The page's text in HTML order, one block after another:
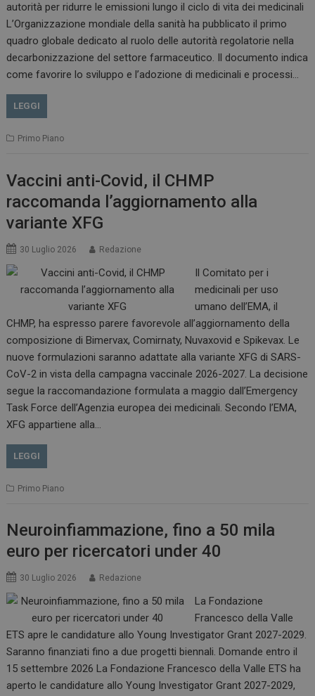
autorità per ridurre le emissioni lungo il ciclo di vita dei medicinali
L’Organizzazione mondiale della sanità ha pubblicato il primo
quadro globale dedicato al ruolo delle autorità regolatorie nella
decarbonizzazione del settore farmaceutico. Il documento indica
come favorire lo sviluppo e l’adozione di medicinali e processi…
LEGGI
Primo Piano
Vaccini anti-Covid, il CHMP
raccomanda l’aggiornamento alla
variante XFG
30 Luglio 2026 Redazione
Il Comitato per i
medicinali per uso
umano dell’EMA, il
CHMP, ha espresso parere favorevole all’aggiornamento della
composizione di Bimervax, Comirnaty, Nuvaxovid e Spikevax. Le
nuove formulazioni saranno adattate alla variante XFG di SARS-
CoV-2 in vista della campagna vaccinale 2026-2027. La decisione
segue la raccomandazione formulata a maggio dall’Emergency
Task Force dell’Agenzia europea dei medicinali. Secondo l’EMA,
XFG appartiene alla…
LEGGI
Primo Piano
Neuroinfiammazione, fino a 50 mila
euro per ricercatori under 40
30 Luglio 2026 Redazione
La Fondazione
Francesco della Valle
ETS apre le candidature allo Young Investigator Grant 2027-2029.
Saranno finanziati fino a due progetti biennali. Domande entro il
15 settembre 2026 La Fondazione Francesco della Valle ETS ha
aperto le candidature allo Young Investigator Grant 2027-2029,
www.dailyhealthindustry.it
tracking-sites-
www.dailyhealthindustry.it
2 giorni
ARRAffinity
Microsoft Corporation
.www.dailyhealthindustry.it
Sessione
_ga_Z2VT792F98
tracking-sites-
ironfish-tracking-
enable
www.dailyhealthindustry.it
4
settimane
2 giorni